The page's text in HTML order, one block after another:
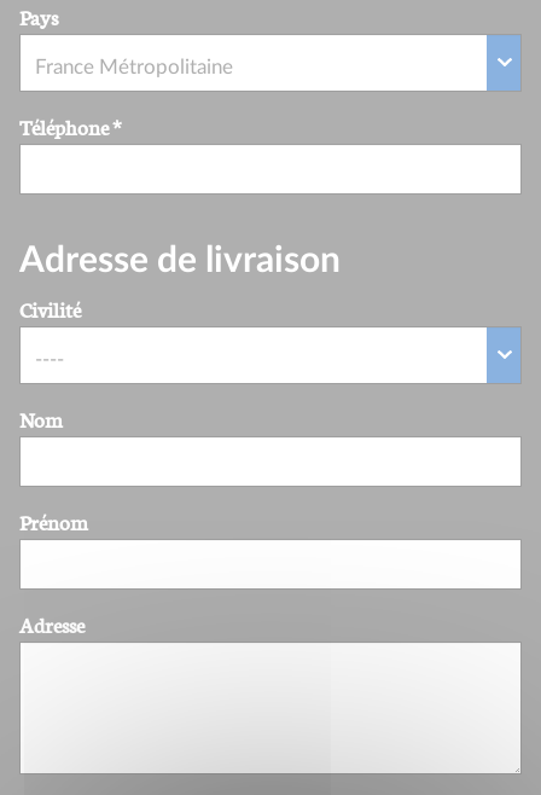
Pays
Téléphone*
Adresse de livraison
Civilité
Nom
Prénom
Adresse